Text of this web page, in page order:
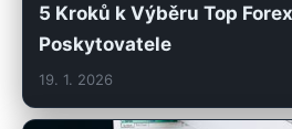
5 Kroků k Výběru Top
Poskytovatele
19. 1. 2026